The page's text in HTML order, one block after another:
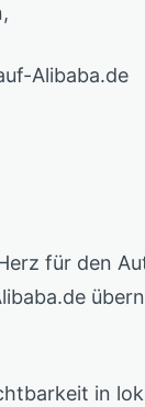
Alibaba.de
für den
in